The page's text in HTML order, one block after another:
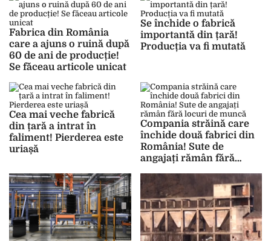
Fabrica din România
care a ajuns o ruină după
60 de ani de producție!
Se făceau articole unicat
Se închide o fabrică
importantă din țară!
Producția va fi mutată
Cea mai veche fabrică
din țară a intrat în
faliment! Pierderea este
uriașă
Compania străină care
închide două fabrici din
România! Sute de
angajați rămân fără